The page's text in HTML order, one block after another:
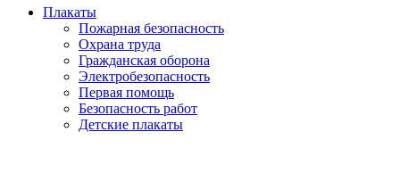
Плакаты
Пожарная безопасность
Охрана труда
Гражданская оборона
Электробезопасность
Первая помощь
Безопасность работ
Детские плакаты